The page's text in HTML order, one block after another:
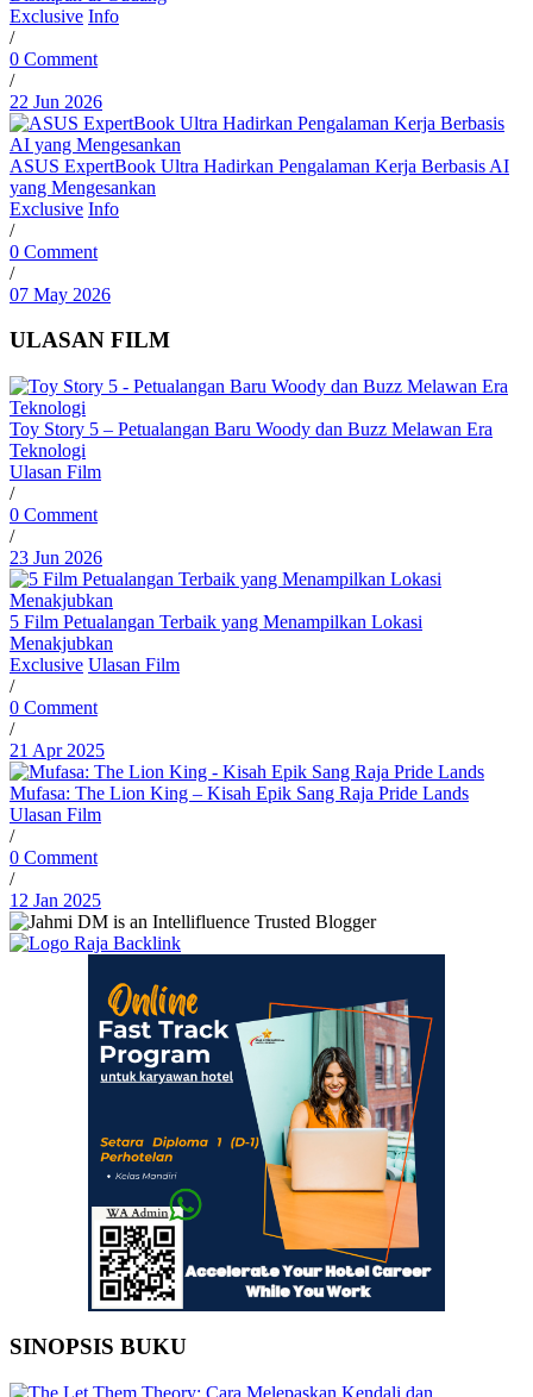
Exclusive Info
/
0 Comment
/
22 Jun 2026
ASUS ExpertBook Ultra Hadirkan Pengalaman Kerja Berbasis AI
yang Mengesankan
Exclusive Info
/
0 Comment
/
07 May 2026
ULASAN FILM
Toy Story 5 – Petualangan Baru Woody dan Buzz Melawan Era
Teknologi
Ulasan Film
/
0 Comment
/
23 Jun 2026
5 Film Petualangan Terbaik yang Menampilkan Lokasi
Menakjubkan
Exclusive Ulasan Film
/
0 Comment
/
21 Apr 2025
Mufasa: The Lion King – Kisah Epik Sang Raja Pride Lands
Ulasan Film
/
0 Comment
/
12 Jan 2025
SINOPSIS BUKU